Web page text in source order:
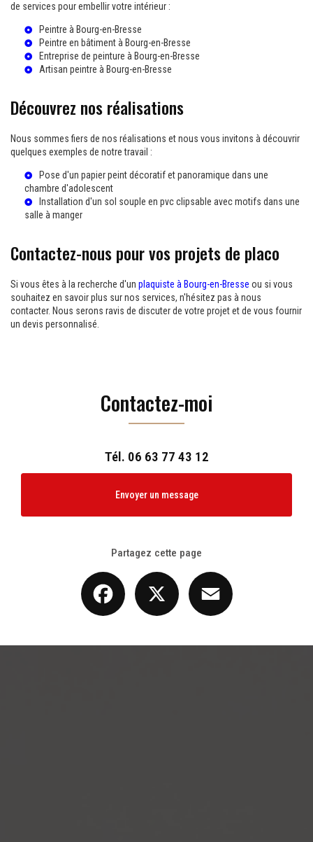
de services pour embellir votre intérieur :
Peintre à Bourg-en-Bresse
Peintre en bâtiment à Bourg-en-Bresse
Entreprise de peinture à Bourg-en-Bresse
Artisan peintre à Bourg-en-Bresse
Découvrez nos réalisations
Nous sommes fiers de nos réalisations et nous vous invitons à découvrir
quelques exemples de notre travail :
Pose d'un papier peint décoratif et panoramique dans une
chambre d'adolescent
Installation d'un sol souple en pvc clipsable avec motifs dans une
salle à manger
Contactez-nous pour vos projets de placo
Si vous êtes à la recherche d'un plaquiste à Bourg-en-Bresse ou si vous
souhaitez en savoir plus sur nos services, n'hésitez pas à nous
contacter. Nous serons ravis de discuter de votre projet et de vous fournir
un devis personnalisé.
Contactez-moi
Tél. 06 63 77 43 12
Envoyer un message
Partagez cette page
Facebook